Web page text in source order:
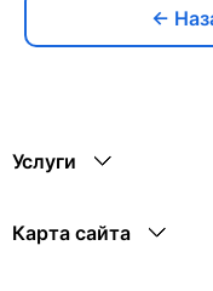
←
Услуги
Карта сайта